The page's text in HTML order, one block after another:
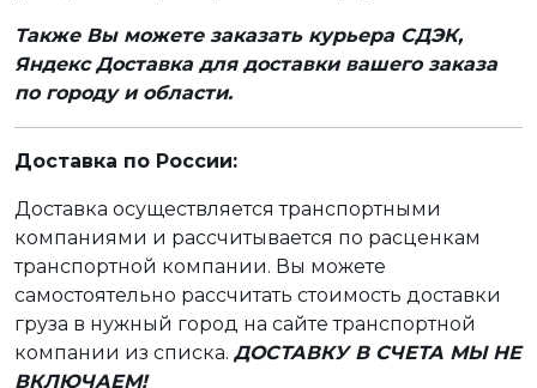
Также Вы можете заказать курьера СДЭК,
Яндекс Доставка для доставки вашего заказа
по городу и области.
Доставка по России:
Доставка осуществляется транспортными
компаниями и рассчитывается по расценкам
транспортной компании. Вы можете
самостоятельно рассчитать стоимость доставки
груза в нужный город на сайте транспортной
компании из списка. ДОСТАВКУ В СЧЕТА МЫ НЕ
ВКЛЮЧАЕМ!